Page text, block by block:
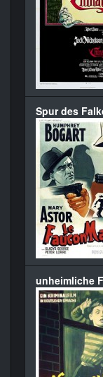
Spur des
unheimliche